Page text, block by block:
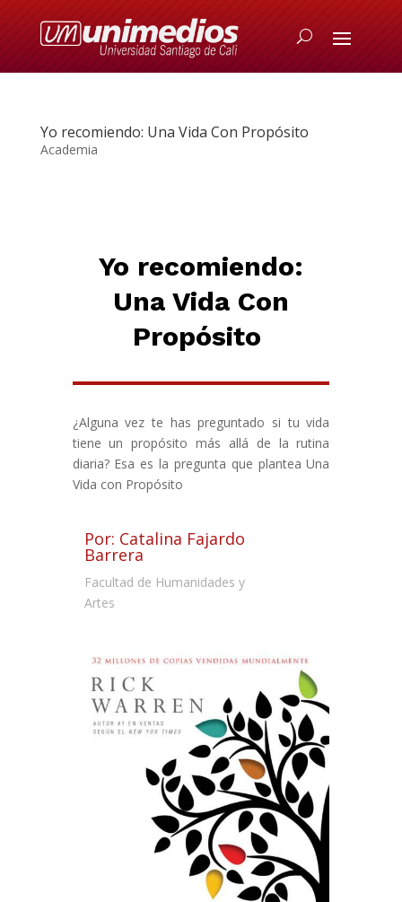
Yo recomiendo: Una Vida Con Propósito
Academia
Yo recomiendo:
Una Vida Con
Propósito
¿Alguna vez te has preguntado si tu vida
tiene un propósito más allá de la rutina
diaria? Esa es la pregunta que plantea Una
Vida con Propósito
Por: Catalina Fajardo
Barrera
Facultad de Humanidades y
Artes